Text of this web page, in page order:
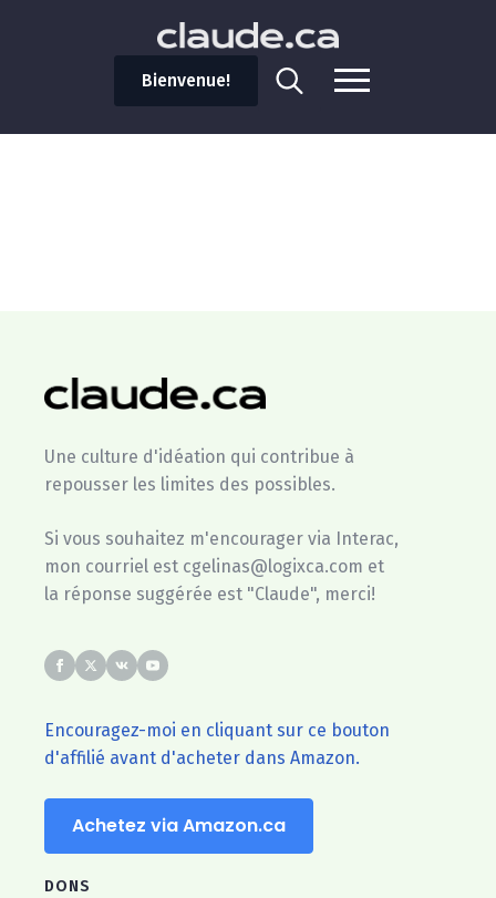
Bienvenue!
Une culture d'idéation qui contribue à
repousser les limites des possibles.
Si vous souhaitez m'encourager via Interac,
mon courriel est cgelinas@logixca.com et
la réponse suggérée est "Claude", merci!
Encouragez-moi en cliquant sur ce bouton
d'affilié avant d'acheter dans Amazon.
Achetez via Amazon.ca
DONS